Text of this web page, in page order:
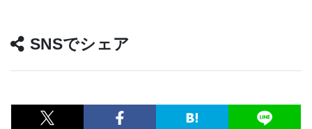
SNSでシェア